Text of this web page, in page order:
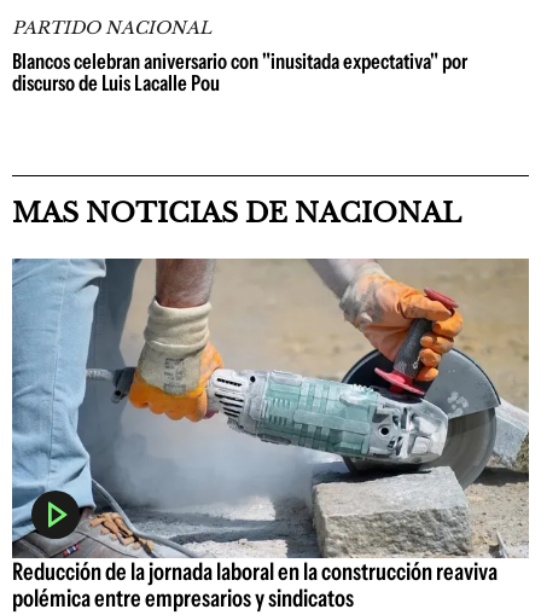
PARTIDO NACIONAL
Blancos celebran aniversario con "inusitada expectativa" por
discurso de Luis Lacalle Pou
MAS NOTICIAS DE NACIONAL
Reducción de la jornada laboral en la construcción reaviva
polémica entre empresarios y sindicatos